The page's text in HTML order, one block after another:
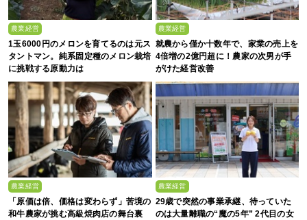
農業経営
1玉6000円のメロンを育てるのは元ス
タントマン。純系固定種のメロン栽培
に挑戦する原動力は
農業経営
就農から僅か十数年で、家業の売上を
4倍増の2億円超に！農家の次男が手
がけた経営改善
農業経営
「原価は倍、価格は変わらず」苦境の
和牛農家が挑む高級焼肉店の舞台裏
農業経営
29歳で突然の事業承継、待っていた
のは大量離職の“魔の5年” 2代目の女